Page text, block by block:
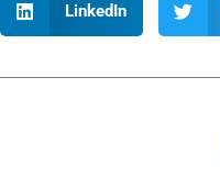
LinkedIn